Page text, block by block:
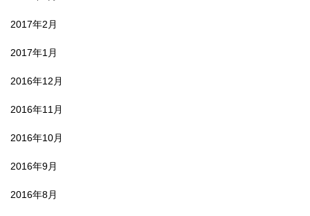
2017年2月
2017年1月
2016年12月
2016年11月
2016年10月
2016年9月
2016年8月